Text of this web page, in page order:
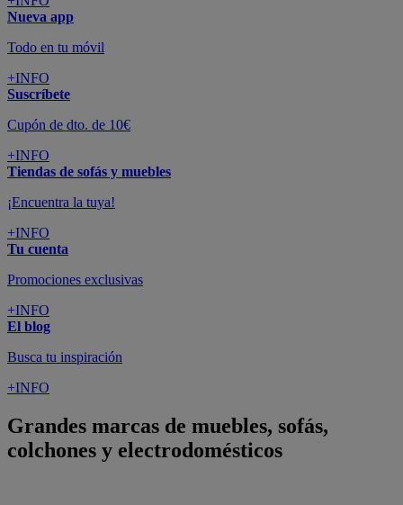
Nueva app
Todo en tu móvil
+INFO
Suscríbete
Cupón de dto. de 10€
+INFO
Tiendas de sofás y muebles
¡Encuentra la tuya!
+INFO
Tu cuenta
Promociones exclusivas
+INFO
El blog
Busca tu inspiración
+INFO
Grandes marcas de muebles, sofás,
colchones y electrodomésticos